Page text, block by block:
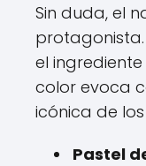
Sin duda, el
el ingrediente
color evoca
icónica de
Pastel